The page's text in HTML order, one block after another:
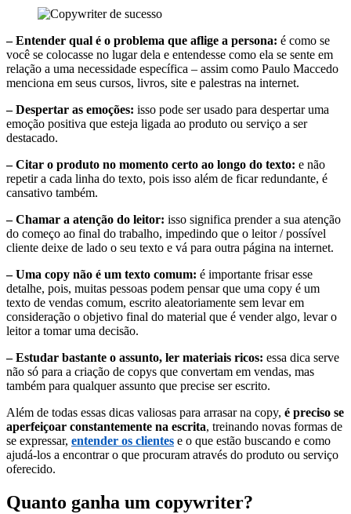
– Entender qual é o problema que aflige a persona: é como se
você se colocasse no lugar dela e entendesse como ela se sente em
relação a uma necessidade específica – assim como Paulo Maccedo
menciona em seus cursos, livros, site e palestras na internet.
– Despertar as emoções: isso pode ser usado para despertar uma
emoção positiva que esteja ligada ao produto ou serviço a ser
destacado.
– Citar o produto no momento certo ao longo do texto: e não
repetir a cada linha do texto, pois isso além de ficar redundante, é
cansativo também.
– Chamar a atenção do leitor: isso significa prender a sua atenção
do começo ao final do trabalho, impedindo que o leitor / possível
cliente deixe de lado o seu texto e vá para outra página na internet.
– Uma copy não é um texto comum: é importante frisar esse
detalhe, pois, muitas pessoas podem pensar que uma copy é um
texto de vendas comum, escrito aleatoriamente sem levar em
consideração o objetivo final do material que é vender algo, levar o
leitor a tomar uma decisão.
– Estudar bastante o assunto, ler materiais ricos: essa dica serve
não só para a criação de copys que convertam em vendas, mas
também para qualquer assunto que precise ser escrito.
Além de todas essas dicas valiosas para arrasar na copy, é preciso se
aperfeiçoar constantemente na escrita, treinando novas formas de
se expressar, entender os clientes e o que estão buscando e como
ajudá-los a encontrar o que procuram através do produto ou serviço
oferecido.
Quanto ganha um copywriter?